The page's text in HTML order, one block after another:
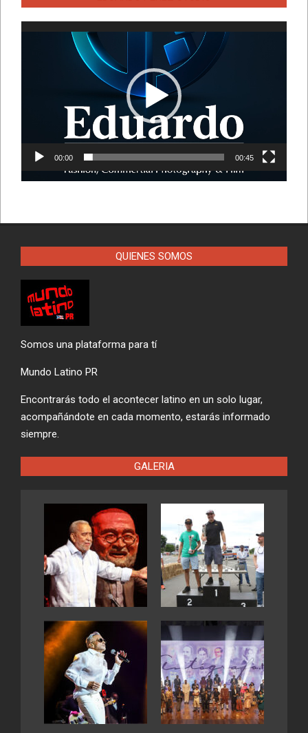
Reproductor
00:00 00:45
QUIENES SOMOS
Somos una plataforma para tí
Mundo Latino PR
Encontrarás todo el acontecer latino en un solo lugar,
acompañándote en cada momento, estarás informado
siempre.
GALERIA